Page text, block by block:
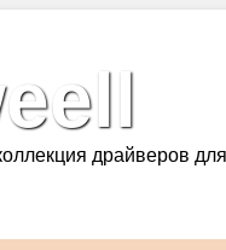
драйверов